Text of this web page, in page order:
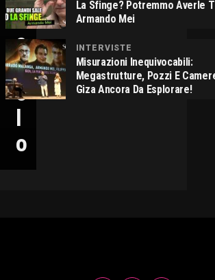
I
C
C
O
L
O
La Sfinge? Potremmo Averle
Armando Mei
INTERVISTE
Misurazioni Inequivocabili:
Megastrutture, Pozzi E
Giza Ancora Da Esplorare!